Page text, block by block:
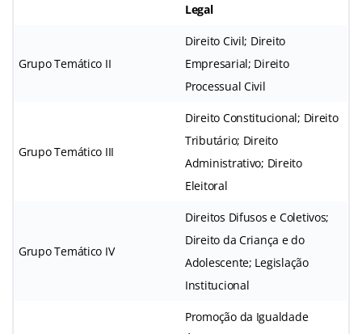
Legal
Grupo Temático II
Direito Civil; Direito
Empresarial; Direito
Processual Civil
Grupo Temático III
Direito Constitucional; Direito
Tributário; Direito
Administrativo; Direito
Eleitoral
Grupo Temático IV
Direitos Difusos e Coletivos;
Direito da Criança e do
Adolescente; Legislação
Institucional
Promoção da Igualdade